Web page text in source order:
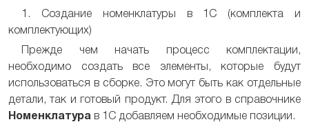
1. Создание номенклатуры в 1С (комплекта и
комплектующих)
Прежде чем начать процесс комплектации,
необходимо создать все элементы, которые будут
использоваться в сборке. Это могут быть как отдельные
детали, так и готовый продукт. Для этого в справочнике
Номенклатура в 1С добавляем необходимые позиции.